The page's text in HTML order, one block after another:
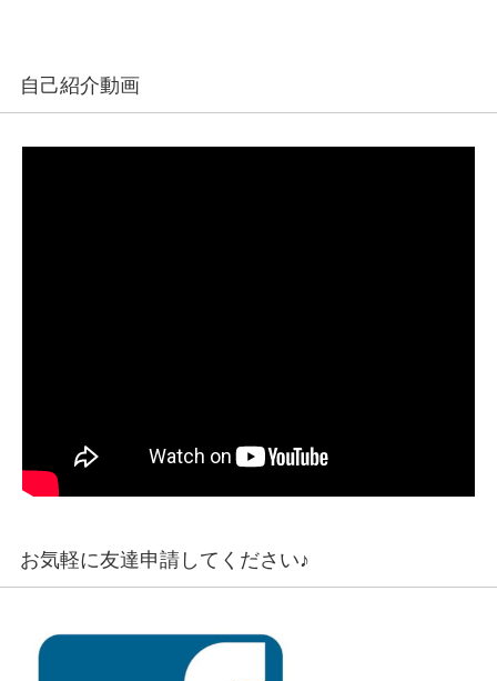
自己紹介動画
お気軽に友達申請してください♪